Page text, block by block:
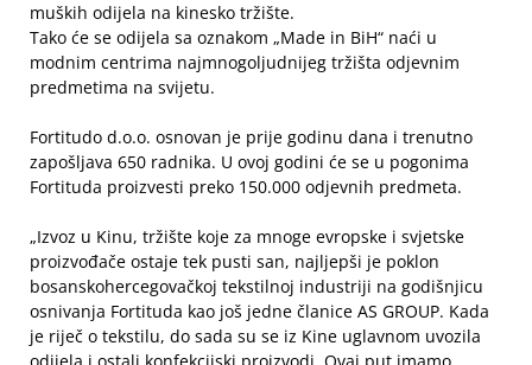
muških odijela na kinesko tržište.
Tako će se odijela sa oznakom „Made in BiH“ naći u
modnim centrima najmnogoljudnijeg tržišta odjevnim
predmetima na svijetu.
Fortitudo d.o.o. osnovan je prije godinu dana i trenutno
zapošljava 650 radnika. U ovoj godini će se u pogonima
Fortituda proizvesti preko 150.000 odjevnih predmeta.
„Izvoz u Kinu, tržište koje za mnoge evropske i svjetske
proizvođače ostaje tek pusti san, najljepši je poklon
bosanskohercegovačkoj tekstilnoj industriji na godišnjicu
osnivanja Fortituda kao još jedne članice AS GROUP. Kada
je riječ o tekstilu, do sada su se iz Kine uglavnom uvozila